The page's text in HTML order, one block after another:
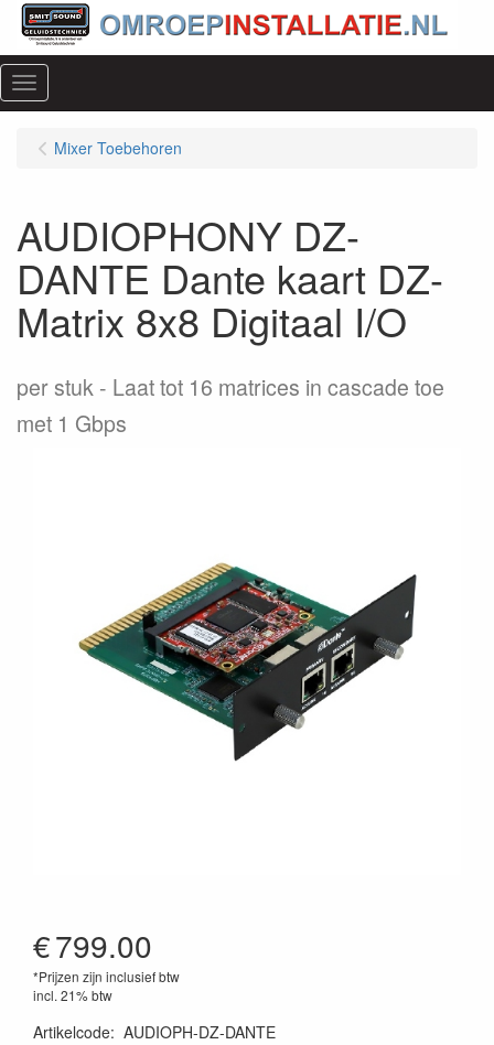
Menu
Mixer Toebehoren
AUDIOPHONY DZ-
DANTE Dante kaart DZ-
Matrix 8x8 Digitaal I/O
per stuk
Laat tot 16 matrices in cascade toe
met 1 Gbps
€799.00
*Prijzen zijn inclusief btw
incl. 21% btw
Artikelcode: AUDIOPH-DZ-DANTE